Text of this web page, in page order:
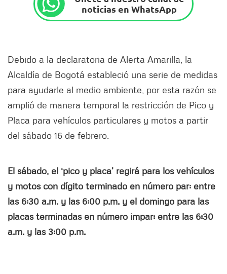
noticias en WhatsApp
Debido a la declaratoria de Alerta Amarilla, la
Alcaldía de Bogotá estableció una serie de medidas
para ayudarle al medio ambiente, por esta razón se
amplió de manera temporal la restricción de Pico y
Placa para vehículos particulares y motos a partir
del sábado 16 de febrero.
El sábado, el ‘pico y placa’ regirá para los vehículos
y motos con dígito terminado en número par: entre
las 6:30 a.m. y las 6:00 p.m. y el domingo para las
placas terminadas en número impar: entre las 6:30
a.m. y las 3:00 p.m.